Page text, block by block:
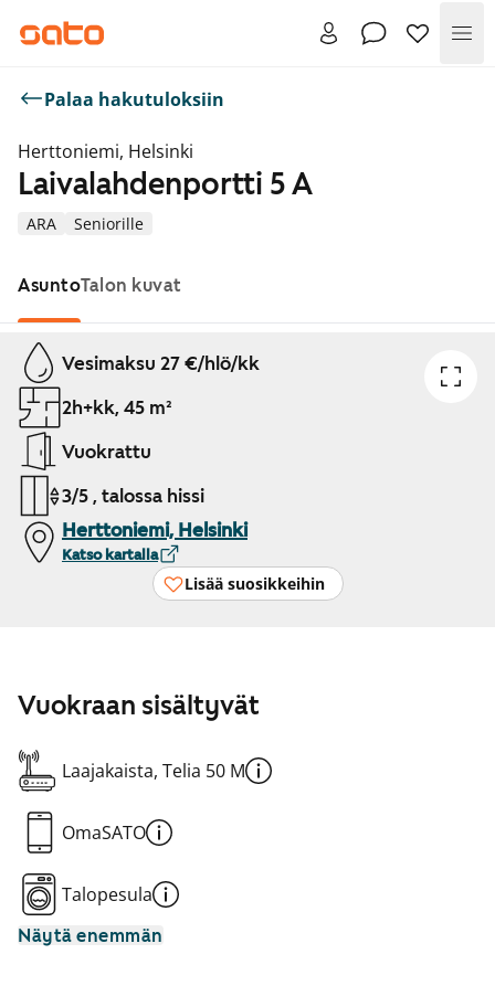
Palaa hakutuloksiin
Herttoniemi, Helsinki
ARA Seniorille
Laivalahdenportti 5 A
AsuntoTalon kuvat
Näytetään dia 1 / 1
Vesimaksu 27 €/hlö/kk
2h+kk, 45 m²
Vuokrattu
3/5 , talossa hissi
Herttoniemi, Helsinki
Katso kartalla
Lisää suosikkeihin
Vuokraan sisältyvät
Laajakaista, Telia 50 M
OmaSATO
Talopesula
Näytä enemmän